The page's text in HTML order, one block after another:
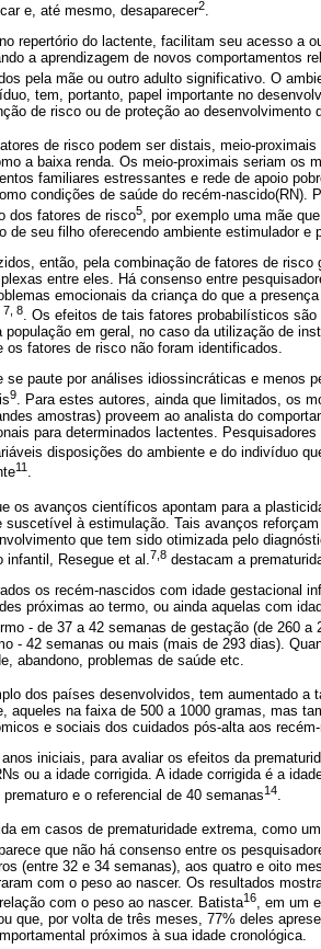
e, até mesmo, desaparecer2.
repertório do lactente, facilitam seu acesso a
a aprendizagem de novos comportamentos
pela mãe ou outro adulto significativo. O
tem, portanto, papel importante no
de risco ou de proteção ao desenvolvimento
de risco podem ser distais, meio-
a baixa renda. Os meio-proximais seriam os
familiares estressantes e rede de apoio
condições de saúde do recém-nascido(RN).
dos fatores de risco5
, por exemplo uma mãe
de seu filho oferecendo ambiente estimulador e
então, pela combinação de fatores de
entre eles. Há consenso entre
emocionais da criança do que a
7, 8. Os efeitos de tais fatores probabilísticos
em geral, no caso da utilização de
os fatores de risco não foram identificados.
se paute por análises idiossincráticas e menos
9
. Para estes autores, ainda que limitados, os
amostras) proveem ao analista do
para determinados lactentes.
disposições do ambiente e do indivíduo
11 .
os avanços científicos apontam para a
à estimulação. Tais avanços
que tem sido otimizada pelo
infantil, Resegue et al.7,8 destacam a
os recém-nascidos com idade gestacional
próximas ao termo, ou ainda aquelas com
- de 37 a 42 semanas de gestação (de 260 a
- 42 semanas ou mais (mais de 293 dias).
abandono, problemas de saúde etc.
dos países desenvolvidos, tem aumentado a
aqueles na faixa de 500 a 1000 gramas, mas
e sociais dos cuidados pós-alta aos
iniciais, para avaliar os efeitos da
ou a idade corrigida. A idade corrigida é a
e o referencial de 40 semanas14
em casos de prematuridade extrema, como
que não há consenso entre os
(entre 32 e 34 semanas), aos quatro e oito
com o peso ao nascer. Os resultados
com o peso ao nascer. Batista16
, em um
que, por volta de três meses, 77% deles
próximos à sua idade cronológica.